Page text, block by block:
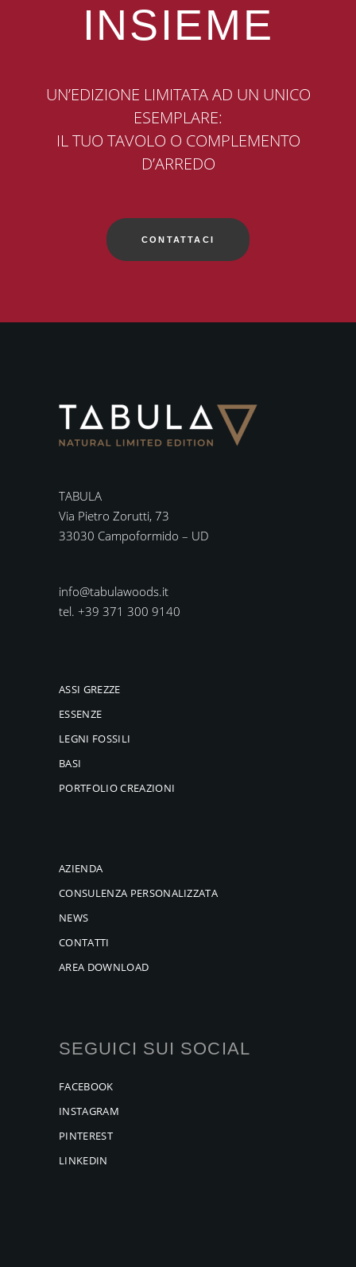
INSIEME
UN’EDIZIONE LIMITATA AD UN UNICO
ESEMPLARE:
IL TUO TAVOLO O COMPLEMENTO
D’ARREDO
CONTATTACI
TABULA
Via Pietro Zorutti, 73
33030 Campoformido – UD
info@tabulawoods.it
tel. +39 371 300 9140
ASSI GREZZE
ESSENZE
LEGNI FOSSILI
BASI
PORTFOLIO CREAZIONI
AZIENDA
CONSULENZA PERSONALIZZATA
NEWS
CONTATTI
AREA DOWNLOAD
SEGUICI SUI SOCIAL
FACEBOOK
INSTAGRAM
PINTEREST
LINKEDIN